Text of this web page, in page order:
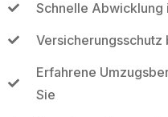
Schnelle Abwicklung
Erfahrene
Sie